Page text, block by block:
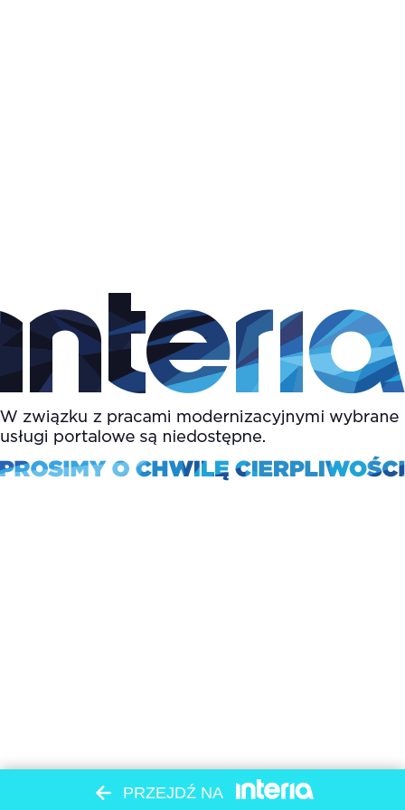
PRZEJDŹ NA